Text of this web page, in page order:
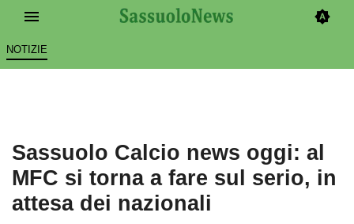
NOTIZIE
Sassuolo Calcio news oggi: al
MFC si torna a fare sul serio, in
attesa dei nazionali